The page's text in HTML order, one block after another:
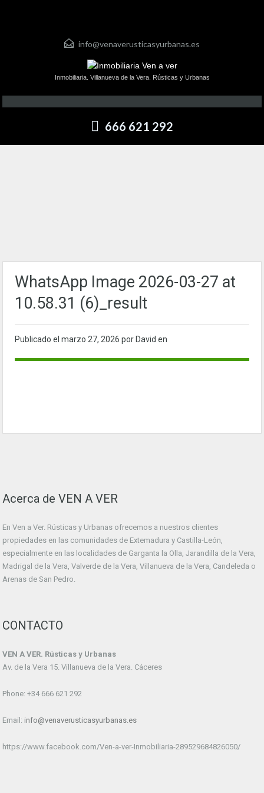
info@venaverusticasyurbanas.es
Inmobiliaria. Villanueva de la Vera. Rústicas y Urbanas
666 621 292
WhatsApp Image 2026-03-27 at
10.58.31 (6)_result
Publicado el marzo 27, 2026 por David en
Acerca de VEN A VER
En Ven a Ver. Rústicas y Urbanas ofrecemos a nuestros clientes
propiedades en las comunidades de Extemadura y Castilla-León,
especialmente en las localidades de Garganta la Olla, Jarandilla de la Vera,
Madrigal de la Vera, Valverde de la Vera, Villanueva de la Vera, Candeleda o
Arenas de San Pedro.
CONTACTO
VEN A VER. Rústicas y Urbanas
Av. de la Vera 15. Villanueva de la Vera. Cáceres
Phone: +34 666 621 292
Email: info@venaverusticasyurbanas.es
https://www.facebook.com/Ven-a-ver-Inmobiliaria-289529684826050/